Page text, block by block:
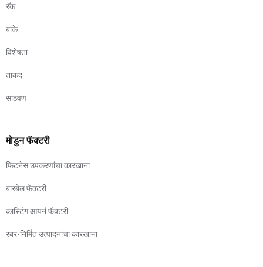
रॅक
बाके
विशेषता
ताकद
साठवण
मोडुन फॅक्टरी
फिटनेस उपकरणांचा कारखाना
बारबेल फॅक्टरी
कास्टिंग आयर्न फॅक्टरी
रबर-निर्मित उत्पादनांचा कारखाना